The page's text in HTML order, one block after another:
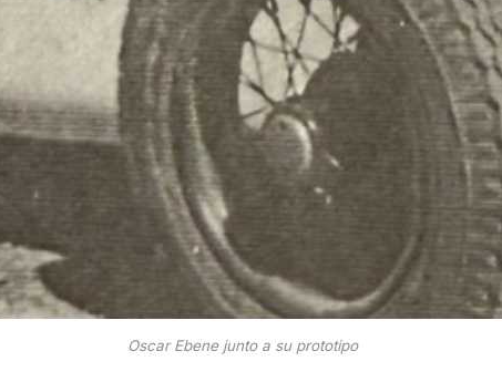
Oscar Ebene junto a su prototipo